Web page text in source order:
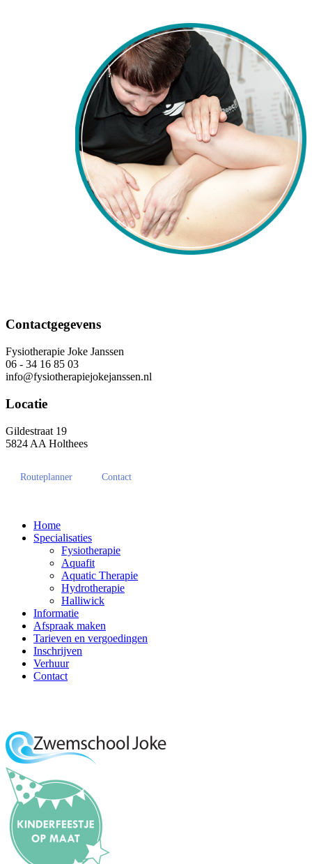
Contactgegevens
Fysiotherapie Joke Janssen
06 - 34 16 85 03
info@fysiotherapiejokejanssen.nl
Locatie
Gildestraat 19
5824 AA Holthees
Routeplanner Contact
Home
Specialisaties
Fysiotherapie
Aquafit
Aquatic Therapie
Hydrotherapie
Halliwick
Informatie
Afspraak maken
Tarieven en vergoedingen
Inschrijven
Verhuur
Contact